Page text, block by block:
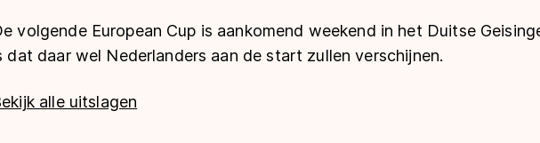
volgende European Cup is aankomend weekend in het Duitse
dat daar wel Nederlanders aan de start zullen verschijnen.
alle uitslagen